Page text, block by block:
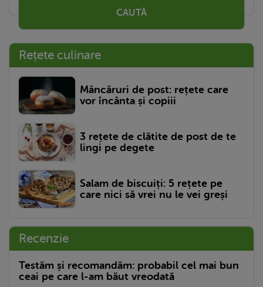
CAUTĂ
Rețete culinare
Mâncăruri de post: rețete care
vor încânta și copiii
3 rețete de clătite de post de te
lingi pe degete
Salam de biscuiți: 5 rețete pe
care nici să vrei nu le vei greși
Recenzie
Testăm și recomandăm: probabil cel mai bun
ceai pe care l-am băut vreodată